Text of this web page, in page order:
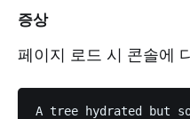
증상
페이지 로드 시 콘솔에
A tree hydrated but